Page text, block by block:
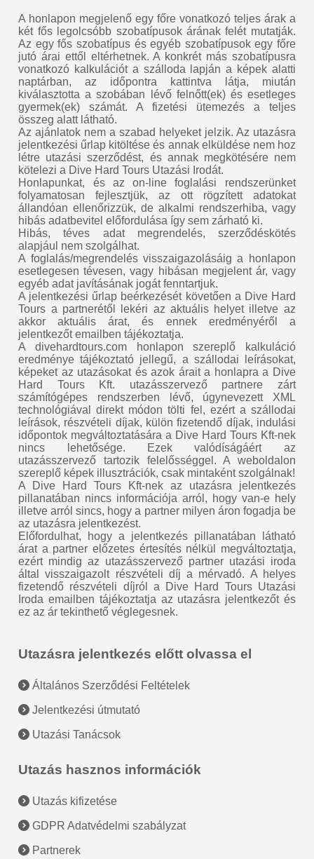
A honlapon megjelenő egy főre vonatkozó teljes árak a
két fős legolcsóbb szobatípusok árának felét mutatják.
Az egy fős szobatípus és egyéb szobatípusok egy főre
jutó árai ettől eltérhetnek. A konkrét más szobatípusra
vonatkozó kalkulációt a szálloda lapján a képek alatti
naptárban, az időpontra kattintva látja, miután
kiválasztotta a szobában lévő felnőtt(ek) és esetleges
gyermek(ek) számát. A fizetési ütemezés a teljes
összeg alatt látható.
Az ajánlatok nem a szabad helyeket jelzik. Az utazásra
jelentkezési űrlap kitöltése és annak elküldése nem hoz
létre utazási szerződést, és annak megkötésére nem
kötelezi a Dive Hard Tours Utazási Irodát.
Honlapunkat, és az on-line foglalási rendszerünket
folyamatosan fejlesztjük, az ott rögzített adatokat
állandóan ellenőrizzük, de alkalmi rendszerhiba, vagy
hibás adatbevitel előfordulása így sem zárható ki.
Hibás, téves adat megrendelés, szerződéskötés
alapjául nem szolgálhat.
A foglalás/megrendelés visszaigazolásáig a honlapon
esetlegesen tévesen, vagy hibásan megjelent ár, vagy
egyéb adat javításának jogát fenntartjuk.
A jelentkezési űrlap beérkezését követően a Dive Hard
Tours a partnerétől lekéri az aktuális helyet illetve az
akkor aktuális árat, és ennek eredményéről a
jelentkezőt emailben tájékoztatja.
A divehardtours.com honlapon szereplő kalkuláció
eredménye tájékoztató jellegű, a szállodai leírásokat,
képeket az utazásokat és azok árait a honlapra a Dive
Hard Tours Kft. utazásszervező partnere zárt
számítógépes rendszerben lévő, úgynevezett XML
technológiával direkt módon tölti fel, ezért a szállodai
leírások, részvételi díjak, külön fizetendő díjak, indulási
időpontok megváltoztatására a Dive Hard Tours Kft-nek
nincs lehetősége. Ezek valódíságáért az
utazásszervező tartozik felelősséggel. A weboldalon
szereplő képek illusztrációk, csak mintaként szolgálnak!
A Dive Hard Tours Kft-nek az utazásra jelentkezés
pillanatában nincs információja arról, hogy van-e hely
illetve arról sincs, hogy a partner milyen áron fogadja be
az utazásra jelentkezést.
Előfordulhat, hogy a jelentkezés pillanatában látható
árat a partner előzetes értesítés nélkül megváltoztatja,
ezért mindig az utazásszervező partner utazási iroda
által visszaigazolt részvételi díj a mérvadó. A helyes
fizetendő részvételi díjról a Dive Hard Tours Utazási
Iroda emailben tájékoztatja az utazásra jelentkezőt és
ez az ár tekinthető véglegesnek.
Utazásra jelentkezés előtt olvassa el
Általános Szerződési Feltételek
Jelentkezési útmutató
Utazási Tanácsok
Utazás hasznos információk
Utazás kifizetése
GDPR Adatvédelmi szabályzat
Partnerek